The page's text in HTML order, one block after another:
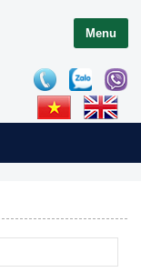
Menu